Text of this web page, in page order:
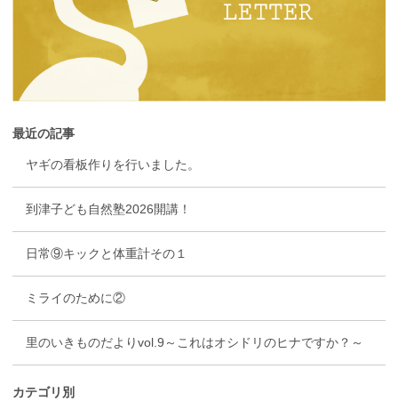
最近の記事
ヤギの看板作りを行いました。
到津子ども自然塾2026開講！
日常⑨キックと体重計その１
ミライのために②
里のいきものだよりvol.9～これはオシドリのヒナですか？～
カテゴリ別